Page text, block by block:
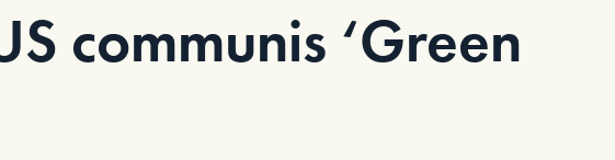
communis ‘Green